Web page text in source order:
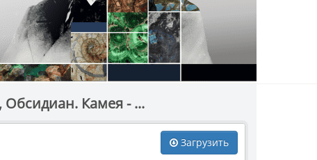
Обсидиан. Камея - ...
Загрузить